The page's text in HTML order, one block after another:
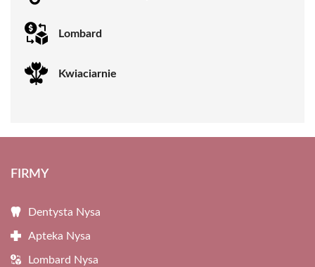
Lombard
Kwiaciarnie
FIRMY
Dentysta Nysa
Apteka Nysa
Lombard Nysa